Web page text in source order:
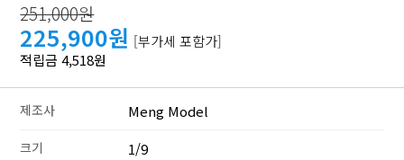
251,000원
225,900원 [부가세 포함가]
적립금 4,518원
제조사 Meng Model
크기 1/9